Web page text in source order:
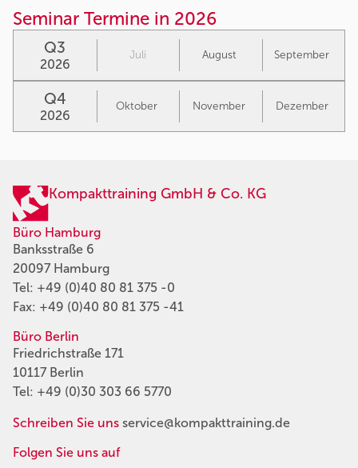
Seminar Termine in 2026
Q3
2026
Juli August September
Q4
2026
Oktober November Dezember
Kompakttraining GmbH & Co. KG
Büro Hamburg
Banksstraße 6
20097 Hamburg
Tel: +49 (0)40 80 81 375 -0
Fax: +49 (0)40 80 81 375 -41
Büro Berlin
Friedrichstraße 171
10117 Berlin
Tel: +49 (0)30 303 66 5770
Schreiben Sie uns service@kompakttraining.de
Folgen Sie uns auf